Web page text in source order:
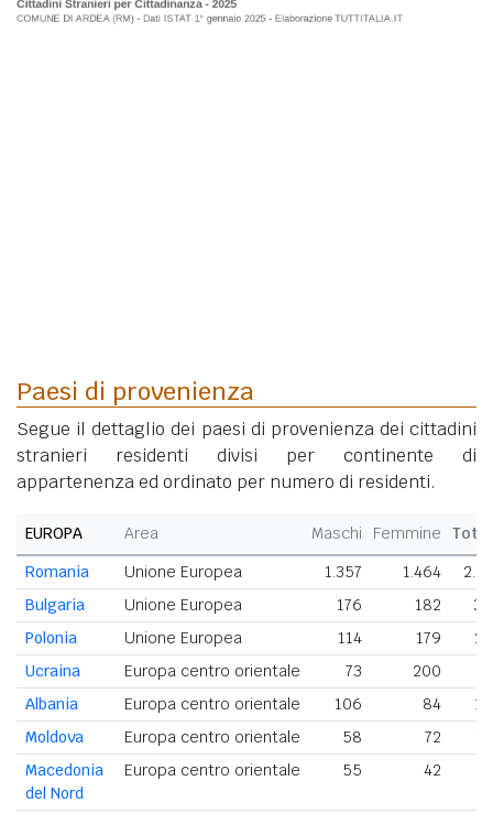
Paesi di provenienza
Segue il dettaglio dei paesi di provenienza dei cittadini
stranieri residenti divisi per continente di
appartenenza ed ordinato per numero di residenti.
EUROPA Area Maschi Femmine
Romania
Unione Europea 1.357 1.464
Bulgaria
Unione Europea 176 182
Polonia
Unione Europea 114 179
Ucraina
Europa centro orientale 73 200
Albania
Europa centro orientale 106 84
Moldova
Europa centro orientale 58 72
Macedonia
del Nord
Europa centro orientale 55 42